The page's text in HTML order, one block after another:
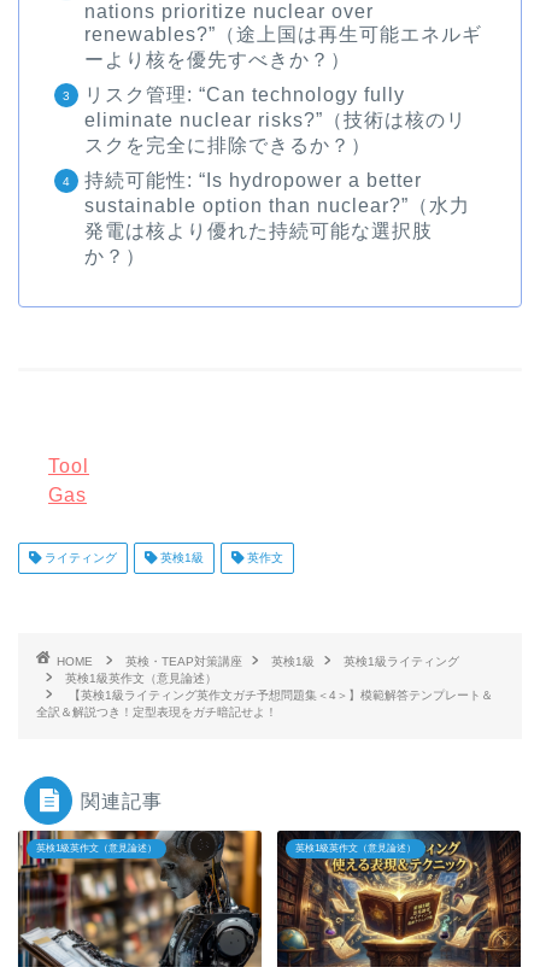
nations prioritize nuclear over
renewables?”（途上国は再生可能エネルギ
ーより核を優先すべきか？）
リスク管理: “Can technology fully
eliminate nuclear risks?”（技術は核のリ
スクを完全に排除できるか？）
持続可能性: “Is hydropower a better
sustainable option than nuclear?”（水力
発電は核より優れた持続可能な選択肢
か？）
Tool
Gas
ライティング 英検1級 英作文
HOME 英検・TEAP対策講座 英検1級
英検1級ライティング
英検1級英作文（意見論述）
【英検1級ライティング英作文ガチ予想問題集＜4＞】模範解答テンプレート＆
全訳＆解説つき！定型表現をガチ暗記せよ！
関連記事
英検1級英作文（意見論述） 英検1級英作文（意見論述）